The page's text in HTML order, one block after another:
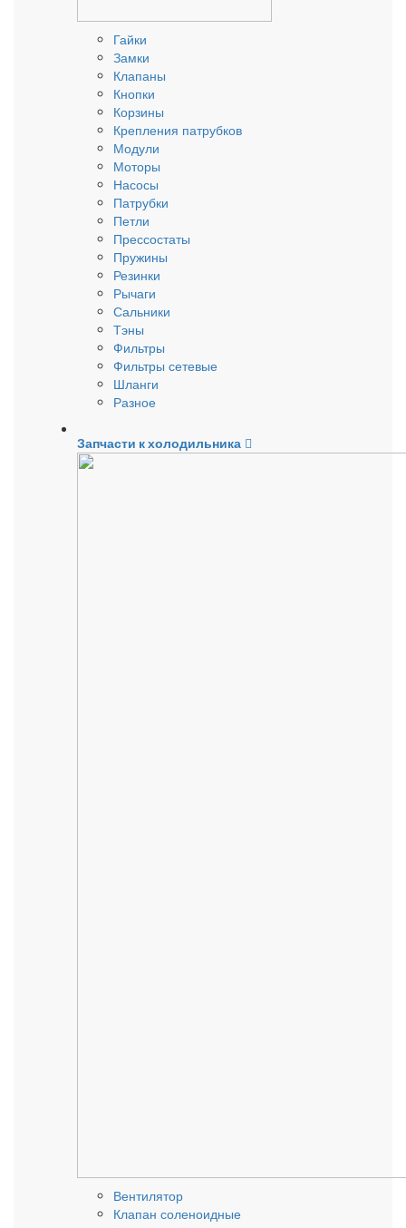
Гайки
Замки
Клапаны
Кнопки
Корзины
Крепления патрубков
Модули
Моторы
Насосы
Патрубки
Петли
Прессостаты
Пружины
Резинки
Рычаги
Сальники
Тэны
Фильтры
Фильтры сетевые
Шланги
Разное
Запчасти к холодильника
Вентилятор
Клапан соленоидные